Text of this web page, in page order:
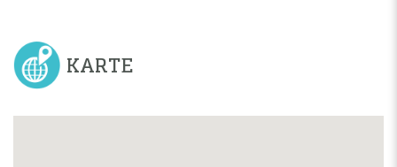
KARTE